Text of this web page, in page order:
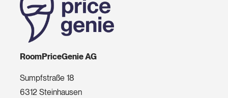
RoomPriceGenie AG
Sumpfstraße 18
6312 Steinhausen